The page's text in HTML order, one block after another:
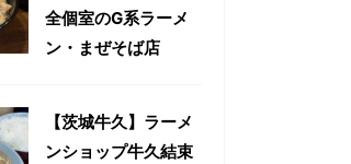
全個室のG系ラーメ
ン・まぜそば店
【茨城牛久】ラーメ
ンショップ牛久結束